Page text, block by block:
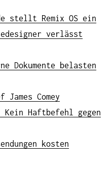
stellt Remix OS ein
verlässt
Dokumente belasten
Comey
Kein Haftbefehl gegen
kosten